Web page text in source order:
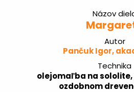
Názov
Autor
Pančuk Igor,
Technika
olejomaľba na sololite,
ozdobnom